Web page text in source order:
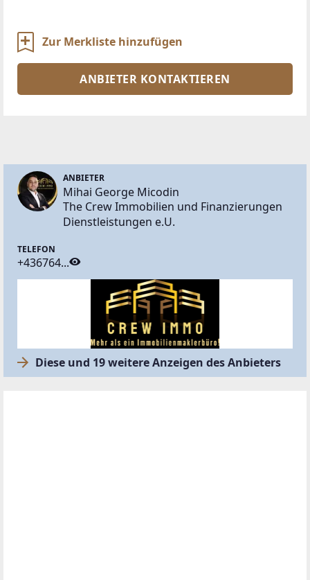
Zur Merkliste hinzufügen
ANBIETER KONTAKTIEREN
ANBIETER
Mihai George Micodin
The Crew Immobilien und Finanzierungen
Dienstleistungen e.U.
TELEFON
+436764...
Diese und 19 weitere Anzeigen des Anbieters